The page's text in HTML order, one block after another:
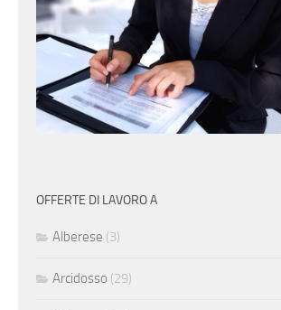
OFFERTE DI LAVORO A
Alberese (3)
Arcidosso (29)